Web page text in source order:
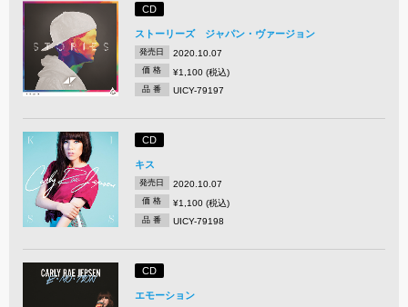
CD
ストーリーズ ジャパン・ヴァージョン
発売日 2020.10.07
価 格 ¥1,100 (税込)
品 番 UICY-79197
CD
キス
発売日 2020.10.07
価 格 ¥1,100 (税込)
品 番 UICY-79198
CD
エモーション